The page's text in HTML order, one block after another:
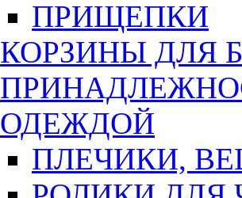
ПРИЩЕПКИ
КОРЗИНЫ ДЛЯ
ОДЕЖДОЙ
ПЛЕЧИКИ,